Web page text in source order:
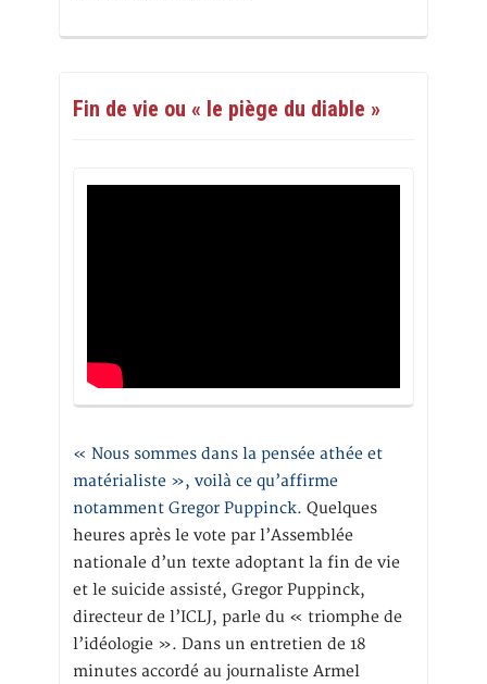
Fin de vie ou « le piège du diable »
« Nous sommes dans la pensée athée et
matérialiste », voilà ce qu’affirme
notamment Gregor Puppinck. Quelques
heures après le vote par l’Assemblée
nationale d’un texte adoptant la fin de vie
et le suicide assisté, Gregor Puppinck,
directeur de l’ICLJ, parle du « triomphe de
l’idéologie ». Dans un entretien de 18
minutes accordé au journaliste Armel